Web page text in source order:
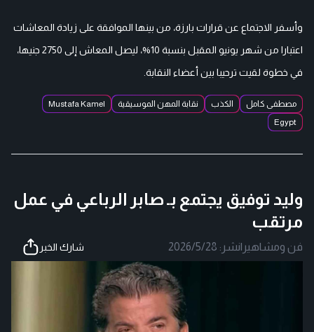
وأسفر الاجتماع عن قرارات بارزة، من بينها الموافقة على زيادة المعاشات
اعتبارا من شهر يونيو المقبل بنسبة 10%، ليصل المعاش إلى 2750 جنيها،
في خطوة لقيت ترحيبا بين أعضاء النقابة.
مصطفى كامل الكذب نقابة المهن الموسيقية
Mustafa Kamel
Egypt
وليد توفيق يجتمع بـ صابر الرباعي في عمل
مرتقب
فن ومشاهير |نشر: 2026/5/28 شارك الخبر